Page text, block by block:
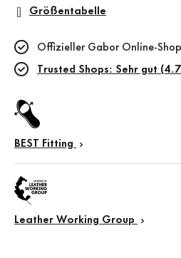
Größentabelle
Offizieller Gabor Online-Shop
Trusted Shops: Sehr gut
BEST Fitting
Leather Working Group